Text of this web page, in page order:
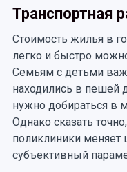
Транспортная
Стоимость жилья в
легко и быстро
Семьям с детьми
находились в
нужно добираться в
Однако сказать
поликлиники
субъективный